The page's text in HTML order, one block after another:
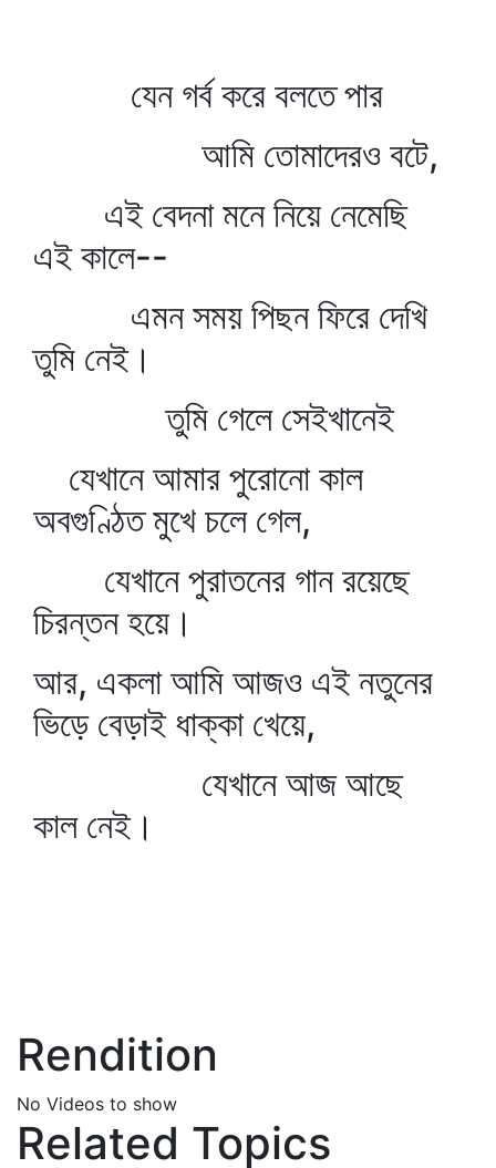
যেন গর্ব করে বলতে পার
আমি তোমাদেরও বটে,
এই বেদনা মনে নিয়ে নেমেছি
এই কালে--
এমন সময় পিছন ফিরে দেখি
তুমি নেই।
তুমি গেলে সেইখানেই
যেখানে আমার পুরোনো কাল
অবগুণ্ঠিত মুখে চলে গেল,
যেখানে পুরাতনের গান রয়েছে
চিরন্তন হয়ে।
আর, একলা আমি আজও এই নতুনের
ভিড়ে বেড়াই ধাক্কা খেয়ে,
যেখানে আজ আছে
কাল নেই।
Rendition
No Videos to show
Related Topics